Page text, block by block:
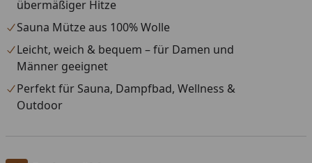
übermäßiger Hitze
Sauna Mütze aus 100% Wolle
Leicht, weich & bequem – für Damen und
Männer geeignet
Perfekt für Sauna, Dampfbad, Wellness &
Outdoor